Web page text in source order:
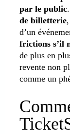
par le public
de billetterie
d’un
frictions s’il
de plus en
revente non
comme un